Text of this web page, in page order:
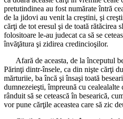
pretutindinea au fost numărate întră
de la jidovi au venit la creştini, şi
cărţi de tot eresul şi de toată rătăcirea
folositoare le-au judecat ca să se
învăţătura şi zidirea credincioşilor.
Afară de aceasta, de la începutul
Părinţi dintr-însele, ca din nişte cărţi
mărturiie, ba încă şi însaşi toată
dumnezeieşti, împreună cu
rânduit să se cetească în besearică,
vor pune cărţile aceastea care să zic